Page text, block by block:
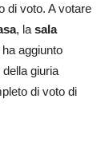
di voto. A votare
, la sala
aggiunto
giuria
di voto di